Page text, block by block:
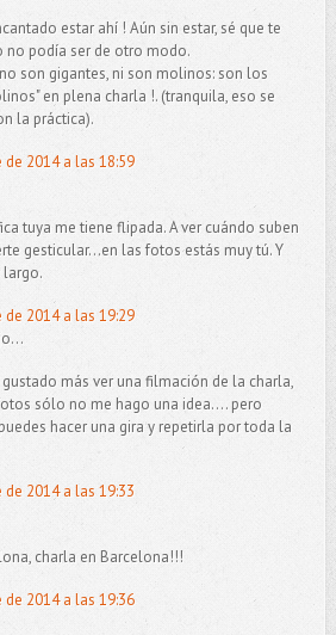
estar ahí ! Aún sin estar, sé que te
no podía ser de otro modo.
no son gigantes, ni son molinos: son los
en plena charla !. (tranquila, eso se
la práctica).
2014 a las 18:59
tuya me tiene flipada. A ver cuándo suben
gesticular...en las fotos estás muy tú. Y
2014 a las 19:29
más ver una filmación de la charla,
sólo no me hago una idea.... pero
hacer una gira y repetirla por toda la
2014 a las 19:33
charla en Barcelona!!!
2014 a las 19:36